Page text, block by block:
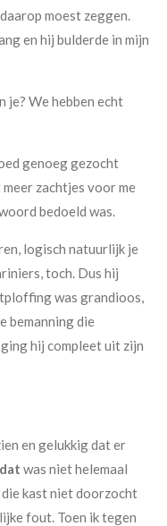
moest zeggen.
en hij bulderde in mijn
je? We hebben echt
genoeg gezocht
meer zachtjes voor me
bedoeld was.
logisch natuurlijk je
toch. Dus hij
was grandioos,
bemanning die
hij compleet uit zijn
en gelukkig dat er
dat was niet helemaal
kast niet doorzocht
fout. Toen ik tegen